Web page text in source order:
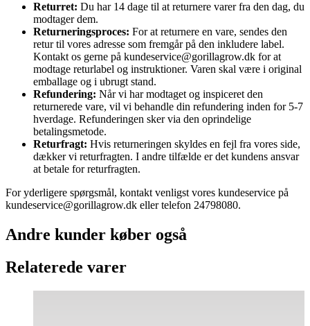
Returret: Du har 14 dage til at returnere varer fra den dag, du
modtager dem.
Returneringsproces: For at returnere en vare, sendes den
retur til vores adresse som fremgår på den inkludere label.
Kontakt os gerne på kundeservice@gorillagrow.dk for at
modtage returlabel og instruktioner. Varen skal være i original
emballage og i ubrugt stand.
Refundering: Når vi har modtaget og inspiceret den
returnerede vare, vil vi behandle din refundering inden for 5-7
hverdage. Refunderingen sker via den oprindelige
betalingsmetode.
Returfragt: Hvis returneringen skyldes en fejl fra vores side,
dækker vi returfragten. I andre tilfælde er det kundens ansvar
at betale for returfragten.
For yderligere spørgsmål, kontakt venligst vores kundeservice på
kundeservice@gorillagrow.dk eller telefon 24798080.
Andre kunder køber også
Relaterede varer